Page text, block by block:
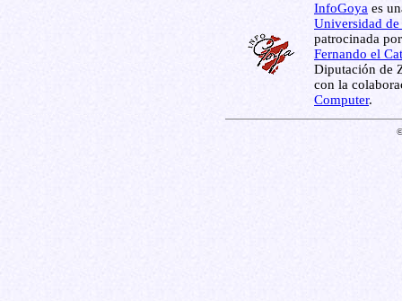
InfoGoya es
Universidad de
patrocinada
Fernando el
Diputación de
con la
Computer.